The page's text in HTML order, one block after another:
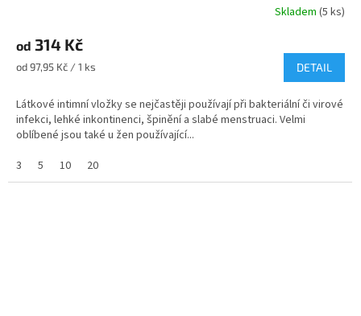
produktu
4,8
5
hvězdiček.
Skladem(5 ks)
od 314 Kč
Měrná
od 97,95 Kč / 1 ks DETAIL
Látkové intimní vložky se nejčastěji používají při bakteriální či virové
infekci, lehké inkontinenci, špinění a slabé menstruaci. Velmi
oblíbené jsou také u žen používající...
3
5 10 20